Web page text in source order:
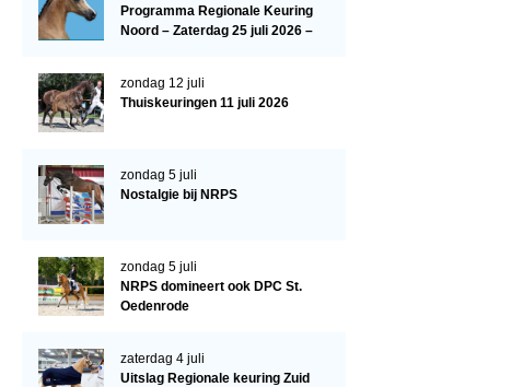
Webshop
NRPS Select Sale
Hengstenkeuring
Late Veulenkeuring
Sport
Programma Regionale Keuring
Noord – Zaterdag 25 juli 2026 –
zondag 12 juli
Thuiskeuringen 11 juli 2026
zondag 5 juli
Nostalgie bij NRPS
zondag 5 juli
NRPS domineert ook DPC St.
Oedenrode
zaterdag 4 juli
Uitslag Regionale keuring Zuid